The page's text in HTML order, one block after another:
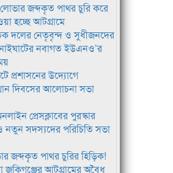
জব্দকৃত পাথর চুরি করে
হচ্ছে আটগ্রামে
দলের নেতৃবৃন্দ ও সুধীজনদের
নবাগত ইউএনও’র
প্রশাসনের উদ্যোগে
দিবসের আলোচনা সভা
প্রেসক্লাবের পুরস্কার
নতুন সদস্যদের পরিচিতি সভা
জব্দকৃত পাথর চুরির হিড়িক!
জকিগঞ্জের আটগ্রামের অবৈধ